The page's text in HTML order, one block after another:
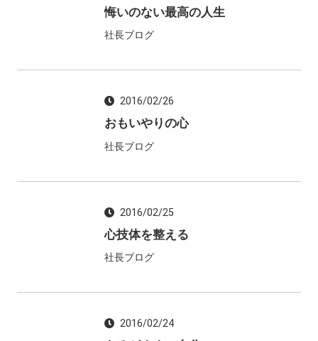
悔いのない最高の人生
社長ブログ
2016/02/26
おもいやりの心
社長ブログ
2016/02/25
心技体を整える
社長ブログ
2016/02/24